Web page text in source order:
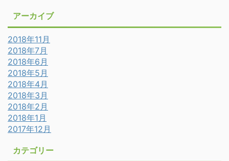
アーカイブ
2018年11月
2018年7月
2018年6月
2018年5月
2018年4月
2018年3月
2018年2月
2018年1月
2017年12月
カテゴリー